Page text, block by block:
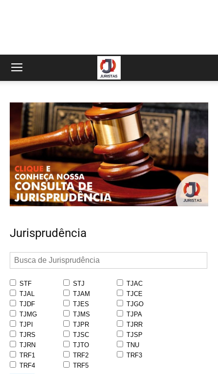
Jurisprudência
STF STJ
TJAC
TJAL
TJAM
TJCE
TJDF
TJES
TJGO
TJMG
TJMS
TJPA
TJPI
TJPR
TJRR
TJRS
TJSC
TJSP
TJRN
TJTO
TNU
TRF1
TRF2
TRF3
TRF4
TRF5